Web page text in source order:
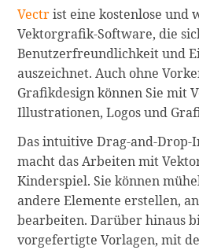
Vectrist eine kostenlose und
Vektorgrafik-Software, die
Benutzerfreundlichkeit und
auszeichnet. Auch ohne
Grafikdesign können Sie mit
Illustrationen, Logos und
Das intuitive Drag-and-Drop-
macht das Arbeiten mit
Kinderspiel. Sie können
andere Elemente erstellen,
bearbeiten. Darüber hinaus
vorgefertigte Vorlagen, mit